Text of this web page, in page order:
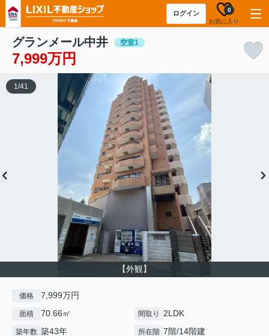
ログイン
お気に入り
0
グランメール中井 空室1
7,999万円
【外観】
1/41
価格 7,999万円
面積 70.66㎡ 間取り 2LDK
築年数 築43年 所在階 7階/14階建